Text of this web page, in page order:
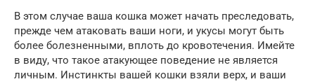
В этом случае ваша кошка может начать преследовать,
прежде чем атаковать ваши ноги, и укусы могут быть
более болезненными, вплоть до кровотечения. Имейте
в виду, что такое атакующее поведение не является
личным. Инстинкты вашей кошки взяли верх, и ваши